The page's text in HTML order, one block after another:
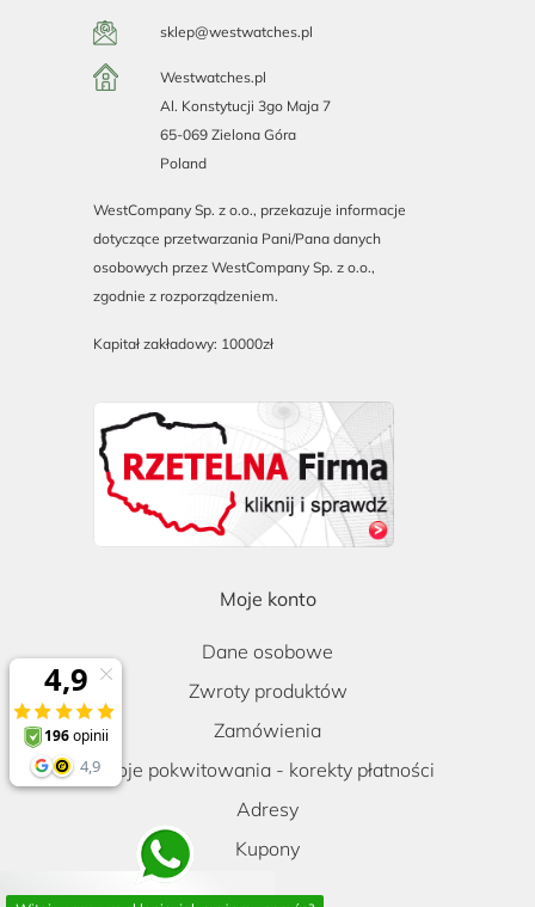
sklep@westwatches.pl
Westwatches.pl
Al. Konstytucji 3go Maja 7
65-069 Zielona Góra
Poland
WestCompany Sp. z o.o., przekazuje informacje
dotyczące przetwarzania Pani/Pana danych
osobowych przez WestCompany Sp. z o.o.,
zgodnie z rozporządzeniem.
Kapitał zakładowy: 10000zł
Moje konto
Dane osobowe
Zwroty produktów
Zamówienia
Moje pokwitowania - korekty płatności
Adresy
Kupony